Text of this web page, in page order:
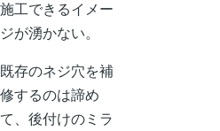
施工できるイメー
ジが湧かない。
既存のネジ穴を補
修するのは諦め
て、後付けのミラ